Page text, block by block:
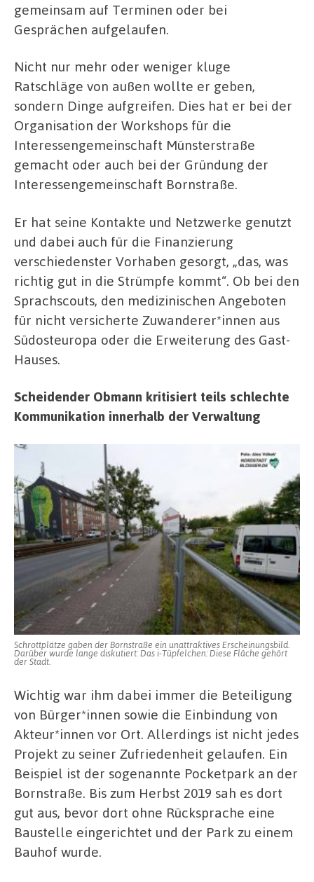
gemeinsam auf Terminen oder bei
Gesprächen aufgelaufen.
Nicht nur mehr oder weniger kluge
Ratschläge von außen wollte er geben,
sondern Dinge aufgreifen. Dies hat er bei der
Organisation der Workshops für die
Interessengemeinschaft Münsterstraße
gemacht oder auch bei der Gründung der
Interessengemeinschaft Bornstraße.
Er hat seine Kontakte und Netzwerke genutzt
und dabei auch für die Finanzierung
verschiedenster Vorhaben gesorgt, „das, was
richtig gut in die Strümpfe kommt“. Ob bei den
Sprachscouts, den medizinischen Angeboten
für nicht versicherte Zuwanderer*innen aus
Südosteuropa oder die Erweiterung des Gast-
Hauses.
Scheidender Obmann kritisiert teils schlechte
Kommunikation innerhalb der Verwaltung
Schrottplätze gaben der Bornstraße ein unattraktives Erscheinungsbild.
Darüber wurde lange diskutiert: Das i-Tüpfelchen: Diese Fläche gehört
der Stadt.
Wichtig war ihm dabei immer die Beteiligung
von Bürger*innen sowie die Einbindung von
Akteur*innen vor Ort. Allerdings ist nicht jedes
Projekt zu seiner Zufriedenheit gelaufen. Ein
Beispiel ist der sogenannte Pocketpark an der
Bornstraße. Bis zum Herbst 2019 sah es dort
gut aus, bevor dort ohne Rücksprache eine
Baustelle eingerichtet und der Park zu einem
Bauhof wurde.